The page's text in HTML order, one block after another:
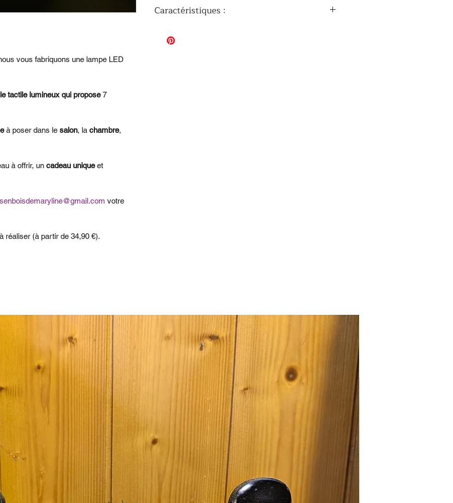
vous fabriquons une lampe LED
tactile lumineux qui propose7
à poser dans le salon, la chambre,
à offrir, un cadeau uniqueet
votre
réaliser (à partir de 34,90 €).
Caractéristiques :
Couleurs disponibles : 7 couleurs (Rouge, Vert,